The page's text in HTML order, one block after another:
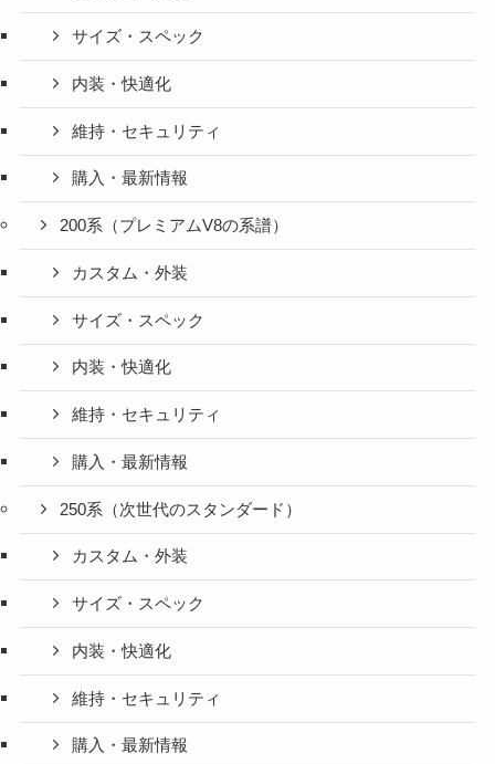
サイズ・スペック
内装・快適化
維持・セキュリティ
購入・最新情報
200系（プレミアムV8の系譜）
カスタム・外装
サイズ・スペック
内装・快適化
維持・セキュリティ
購入・最新情報
250系（次世代のスタンダード）
カスタム・外装
サイズ・スペック
内装・快適化
維持・セキュリティ
購入・最新情報